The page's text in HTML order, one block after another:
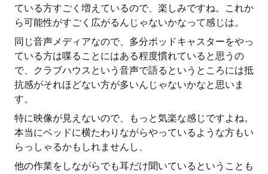
ている方すごく増えているので、楽しみですね。これか
ら可能性がすごく広がるんじゃないかなって感じは。
同じ音声メディアなので、多分ポッドキャスターをやっ
ている方は喋ることにはある程度慣れていると思うの
で、クラブハウスという音声で語るというところには抵
抗感がそれほどない方が多いんじゃないかなと思いま
す。
特に映像が見えないので、もっと気楽な感じですよね。
本当にベッドに横たわりながらやっているような方もい
らっしゃるかもしれませんし、
他の作業をしながらでも耳だけ聞いているということも